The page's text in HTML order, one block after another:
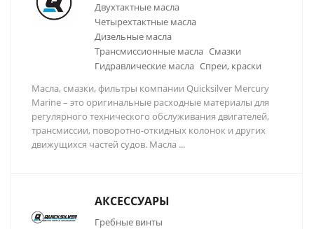
Двухтактные масла
Четырехтактные масла
Дизельные масла
Трансмиссионные масла Смазки
Гидравлические масла Спреи, краски
Масла, смазки, фильтры компании Quicksilver Mercury
Marine – это оригинальные расходные материалы для
регулярного технического обслуживания двигателей,
трансмиссии, поворотно-откидных колонок и других
движущихся частей судов. Масла ...
АКСЕССУАРЫ
Гребные винты